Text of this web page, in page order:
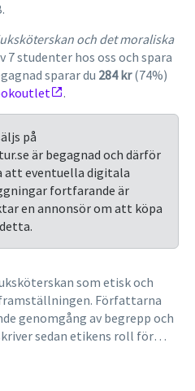
och det moraliska
7 studenter hos oss och spara
sparar du 284 kr(74%)
.
på
är begagnad och därför
att eventuella digitala
fortfarande är
en annonsör om att köpa
som etisk och
Författarna
genomgång av begrepp och
sedan etikens roll för
förr och nu.Läs
är samspelet mellan å ena